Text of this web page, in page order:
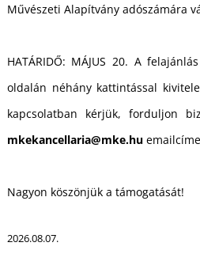
Művészeti Alapítvány adószámára
HATÁRIDŐ: MÁJUS 20. A
oldalán néhány kattintással
kapcsolatban kérjük, forduljon
mkekancellaria@mke.hu
Nagyon köszönjük a támogatását!
2026.08.07.